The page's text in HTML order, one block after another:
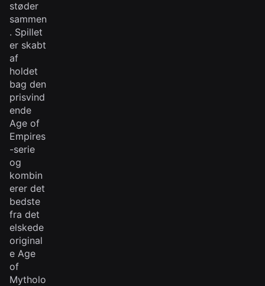
støder
sammen
. Spillet
er skabt
af
holdet
bag den
prisvind
ende
Age of
Empires
-serie
og
kombin
erer det
bedste
fra det
elskede
original
e Age
of
Mytholo